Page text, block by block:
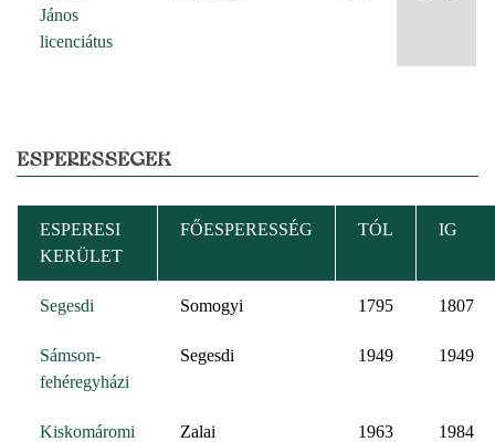
János
licenciátus
ESPERESSÉGEK
ESPERESI
KERÜLET
FŐESPERESSÉG TÓL IG
Segesdi Somogyi 1795 1807
Sámson-
fehéregyházi
Segesdi 1949 1949
Kiskomáromi Zalai 1963 1984